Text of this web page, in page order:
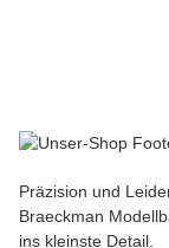
Präzision und
Braeckman
ins kleinste Detail.